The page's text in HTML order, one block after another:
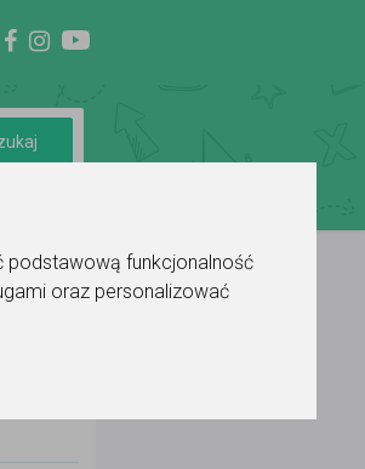
podstawową funkcjonalność
oraz personalizować